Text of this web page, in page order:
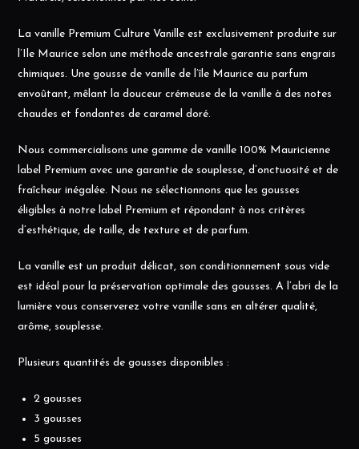
La vanille Premium Culture Vanille est exclusivement produite sur
l’Ile Maurice selon une méthode ancestrale garantie sans engrais
chimiques. Une gousse de vanille de l’île Maurice au parfum
envoûtant, mêlant la douceur crémeuse de la vanille à des notes
chaudes et fondantes de caramel doré.
Nous commercialisons une gamme de vanille 100% Mauricienne
label Premium avec une garantie de souplesse, d’onctuosité et de
fraîcheur inégalée. Nous ne sélectionnons que les gousses
éligibles à notre label Premium et répondant à nos critères
d’esthétique, de taille, de texture et de parfum.
La vanille est un produit délicat, son conditionnement sous vide
est idéal pour la préservation optimale des gousses. A l’abri de la
lumière vous conserverez votre vanille sans en altérer qualité,
arôme, souplesse.
Plusieurs quantités de gousses disponibles :
2 gousses
3 gousses
5 gousses